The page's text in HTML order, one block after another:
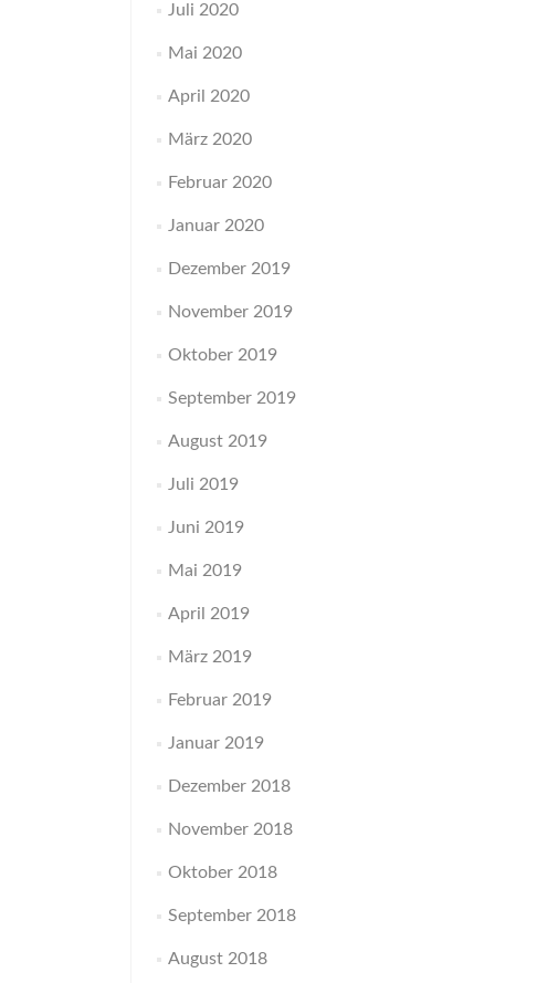
Juli 2020
Mai 2020
April 2020
März 2020
Februar 2020
Januar 2020
Dezember 2019
November 2019
Oktober 2019
September 2019
August 2019
Juli 2019
Juni 2019
Mai 2019
April 2019
März 2019
Februar 2019
Januar 2019
Dezember 2018
November 2018
Oktober 2018
September 2018
August 2018